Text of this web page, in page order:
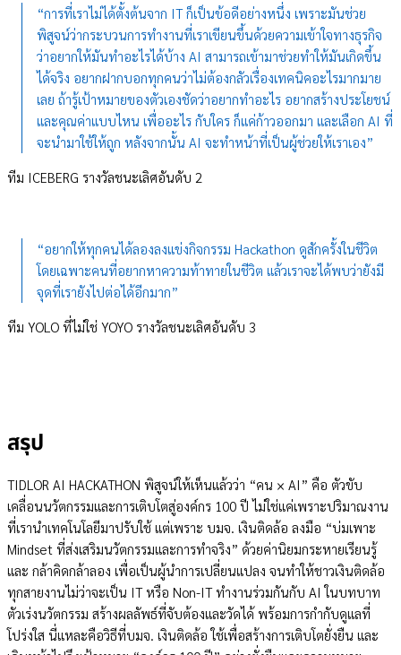
“การที่เราไม่ได้ตั้งต้นจาก IT ก็เป็นข้อดีอย่างหนึ่ง เพราะมันช่วย
พิสูจน์ว่ากระบวนการทำงานที่เราเขียนขึ้นด้วยความเข้าใจทางธุรกิจ
ว่าอยากให้มันทำอะไรได้บ้าง AI สามารถเข้ามาช่วยทำให้มันเกิดขึ้น
ได้จริง อยากฝากบอกทุกคนว่าไม่ต้องกลัวเรื่องเทคนิคอะไรมากมาย
เลย ถ้ารู้เป้าหมายของตัวเองชัดว่าอยากทำอะไร อยากสร้างประโยชน์
และคุณค่าแบบไหน เพื่ออะไร กับใคร ก็แค่ก้าวออกมา และเลือก AI ที่
จะนำมาใช้ให้ถูก หลังจากนั้น AI จะทำหน้าที่เป็นผู้ช่วยให้เราเอง”
ทีม ICEBERG รางวัลชนะเลิศอันดับ 2
“อยากให้ทุกคนได้ลองลงแข่งกิจกรรม Hackathon ดูสักครั้งในชีวิต
โดยเฉพาะคนที่อยากหาความท้าทายในชีวิต แล้วเราจะได้พบว่ายังมี
จุดที่เรายังไปต่อได้อีกมาก”
ทีม YOLO ที่ไม่ใช่ YOYO รางวัลชนะเลิศอันดับ 3
สรุป
TIDLOR AI HACKATHON พิสูจน์ให้เห็นแล้วว่า “คน × AI” คือ ตัวขับ
เคลื่อนนวัตกรรมและการเติบโตสู่องค์กร 100 ปี ไม่ใช่แค่เพราะปริมาณงาน
ที่เรานำเทคโนโลยีมาปรับใช้ แต่เพราะ บมจ. เงินติดล้อ ลงมือ “บ่มเพาะ
Mindset ที่ส่งเสริมนวัตกรรมและการทำจริง” ด้วยค่านิยมกระหายเรียนรู้
และ กล้าคิดกล้าลอง เพื่อเป็นผู้นำการเปลี่ยนแปลง จนทำให้ชาวเงินติดล้อ
ทุกสายงานไม่ว่าจะเป็น IT หรือ Non-IT ทำงานร่วมกันกับ AI ในบทบาท
ตัวเร่งนวัตกรรม สร้างผลลัพธ์ที่จับต้องและวัดได้ พร้อมการกำกับดูแลที่
โปร่งใส นี่แหละคือวิธีที่บมจ. เงินติดล้อ ใช้เพื่อสร้างการเติบโตยั่งยืน และ